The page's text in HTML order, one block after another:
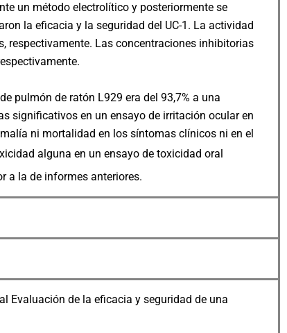
un método electrolítico y posteriormente se
la eficacia y la seguridad del UC-1. La actividad
respectivamente. Las concentraciones inhibitorias
pulmón de ratón L929 era del 93,7% a una
significativos en un ensayo de irritación ocular en
ni mortalidad en los síntomas clínicos ni en el
alguna en un ensayo de toxicidad oral
a la de informes anteriores.
Evaluación de la eficacia y seguridad de una